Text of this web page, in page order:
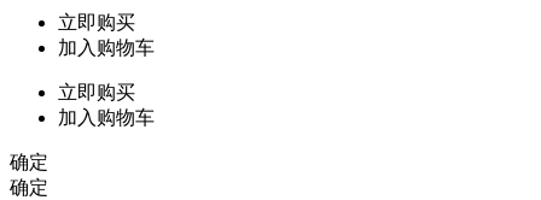
立即购买
加入购物车
立即购买
加入购物车
确定
确定